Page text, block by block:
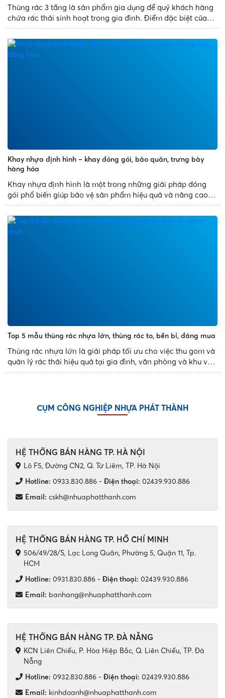
Thùng rác 3 tầng là sản phẩm gia dụng để quý khách hàng
chứa rác thải sinh hoạt trong gia đình. Điểm đặc biệt của
sản phẩm là thùng rác thiết kế 3 ngăn, có nhiều diện tích
chứa đựng rác và mang đến tiện ích cho quý khách...
Khay nhựa định hình – khay đóng gói, bảo quản, trưng bày
hàng hóa
Khay nhựa định hình là một trong những giải pháp đóng
gói phổ biến giúp bảo vệ sản phẩm hiệu quả và nâng cao
tính thẩm mỹ. Với thiết kế đa dạng, sản xuất theo khuôn
mẫu có sẵn, khay nhựa định hình mang đến những sản
phẩm đẹp...
Top 5 mẫu thùng rác nhựa lớn, thùng rác to, bền bỉ, đáng mua
Thùng rác nhựa lớn là giải pháp tối ưu cho việc thu gom và
quản lý rác thải hiệu quả tại gia đình, văn phòng và khu vực
công cộng. Với thiết kế bền bỉ, dung tích đa dạng và tính
CỤM CÔNG NGHIỆP NHỰA PHÁT THÀNH
HỆ THỐNG BÁN HÀNG TP. HÀ NỘI
Lô F5, Đường CN2, Q. Từ Liêm, TP. Hà Nội
Hotline: 0933.830.886 - Điện thoại: 02439.930.886
Email: cskh@nhuaphatthanh.com
HỆ THỐNG BÁN HÀNG TP. HỒ CHÍ MINH
506/49/28/S, Lạc Long Quân, Phường 5, Quận 11, Tp.
HCM
Hotline: 0931.830.886 - Điện thoại: 02439.930.886
Email: banhang@nhuaphatthanh.com
HỆ THỐNG BÁN HÀNG TP. ĐÀ NẴNG
KCN Liên Chiểu, P. Hòa Hiệp Bắc, Q. Liên Chiểu, TP. Đà
Nẵng
Hotline: 0932.830.886 - Điện thoại: 02439.930.886
Email: kinhdoanh@nhuaphatthanh.com